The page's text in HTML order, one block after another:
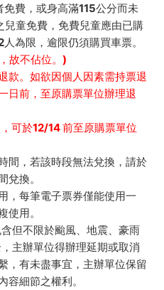
費，或身高滿115公分而未
童免費，免費兒童應由已購
為限，逾限仍須購買車票。
故不佔位。)
款。如欲因個人因素需持票退
日前，至原購票單位辦理退
可於12/14 前至原購票單位
間，若該時段無法兌換，請於
兌換。
，每筆電子票券僅能使用一
使用。
但不限於颱風、地震、豪雨
主辦單位得辦理延期或取消
，有未盡事宜，主辦單位保留
容細節之權利。